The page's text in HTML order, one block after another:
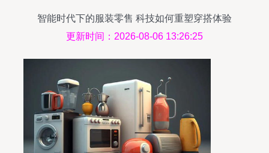
智能时代下的服装零售 科技如何重塑穿搭体验
更新时间：2026-08-06 13:26:25